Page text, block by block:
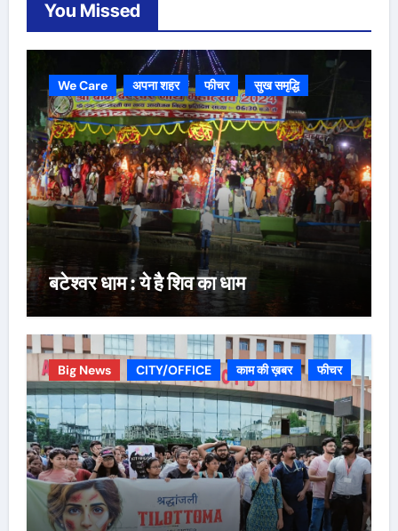
You Missed
We Care अपना शहर फीचर सुख समृद्धि
बटेश्वर धाम : ये है शिव का धाम
Big News CITY/OFFICE काम की ख़बर फीचर